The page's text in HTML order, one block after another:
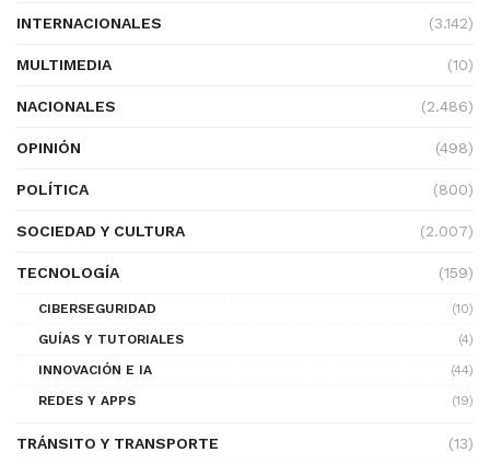
INTERNACIONALES (3.142)
MULTIMEDIA (10)
NACIONALES (2.486)
OPINIÓN (498)
POLÍTICA (800)
SOCIEDAD Y CULTURA (2.007)
TECNOLOGÍA (159)
CIBERSEGURIDAD
(10)
GUÍAS Y TUTORIALES
(4)
INNOVACIÓN E IA
(44)
REDES Y APPS
(19)
TRÁNSITO Y TRANSPORTE (13)